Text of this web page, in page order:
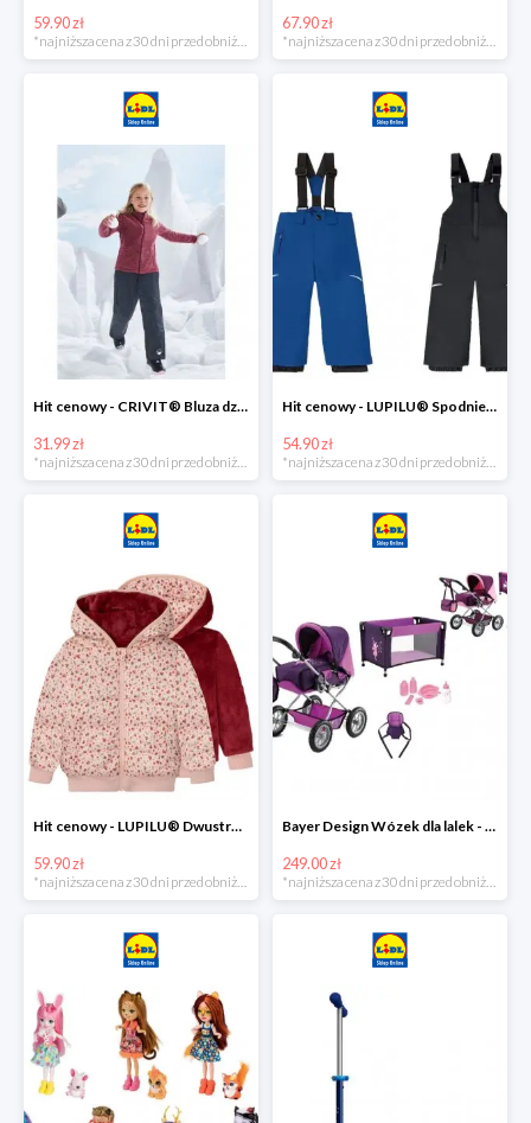
59.90 zł
*najniższa cena z 30 dni przed obniżką
67.90 zł
*najniższa cena z 30 dni przed obniżką
Hit cenowy - CRIVIT® Bluza dziewczęca z polaru
31.99 zł
Hit cenowy - LUPILU® Spodnie narciarskie chłopięce
54.90 zł
Hit cenowy - LUPILU® Dwustronna kurtka pikowana dziewczęca
59.90 zł
*najniższa cena z 30 dni przed obniżką
Bayer Design Wózek dla lalek - megazestaw
249.00 zł
*najniższa cena z 30 dni przed obniżką